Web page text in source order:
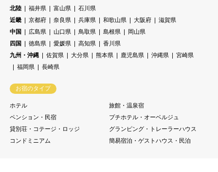
北陸 福井県 富山県
石川県
近畿
京都府 奈良県 兵庫県 和歌山県 大阪府
滋賀県
中国
広島県 山口県 鳥取県 島根県
岡山県
四国
徳島県 愛媛県 高知県
香川県
九州・沖縄
佐賀県 大分県 熊本県 鹿児島県 沖縄県
宮崎県
福岡県
長崎県
お宿のタイプ
ホテル
旅館・温泉宿
ペンション・民宿
プチホテル・オーベルジュ
貸別荘・コテージ・ロッジ
グランピング・トレーラーハウス
コンドミニアム
簡易宿泊・ゲストハウス・民泊